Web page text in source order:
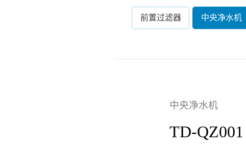
前置过滤器 中央净水机
中央净水机
TD-QZ001